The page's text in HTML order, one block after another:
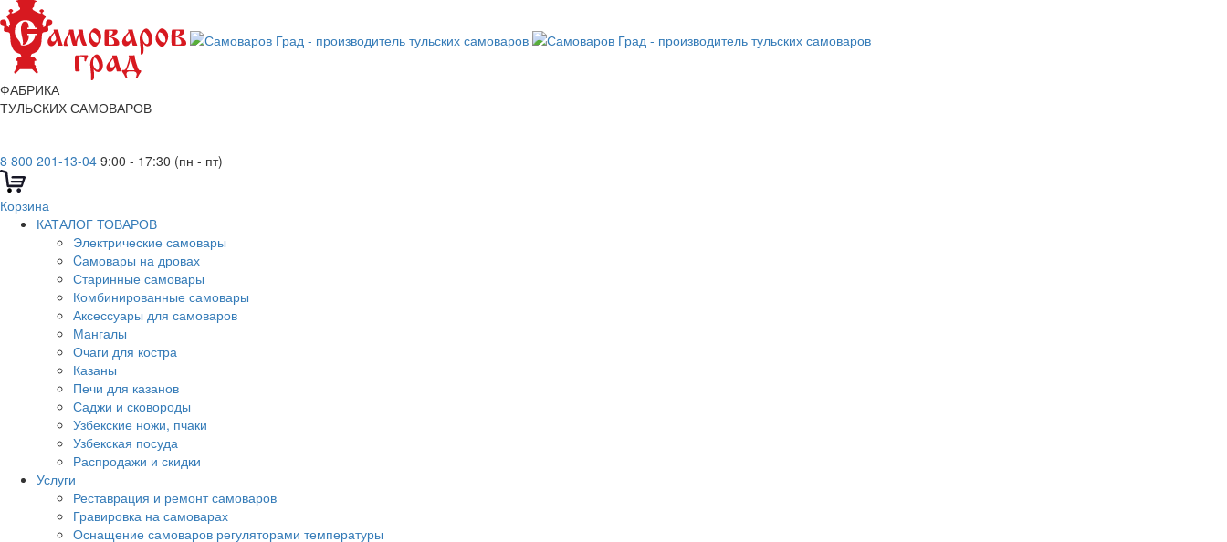
ФАБРИКА
ТУЛЬСКИХ САМОВАРОВ
8 800 201-13-04 9:00 - 17:30 (пн - пт)
Корзина
КАТАЛОГ ТОВАРОВ
Электрические самовары
Cамовары на дровах
Старинные самовары
Комбинированные самовары
Аксессуары для самоваров
Мангалы
Очаги для костра
Казаны
Печи для казанов
Саджи и сковороды
Узбекские ножи, пчаки
Узбекская посуда
Распродажи и скидки
Услуги
Реставрация и ремонт самоваров
Гравировка на самоварах
Оснащение самоваров регуляторами температуры